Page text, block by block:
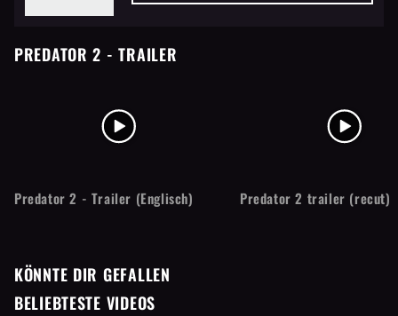
PREDATOR 2 - TRAILER
Predator 2 - Trailer (Englisch) Predator 2 trailer (recut)
KÖNNTE DIR GEFALLEN
BELIEBTESTE VIDEOS